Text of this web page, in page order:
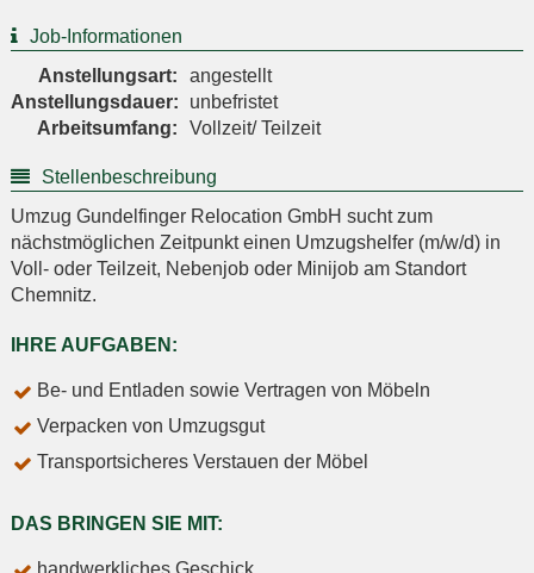
Job-Informationen
Anstellungsart:
angestellt
Anstellungsdauer:
unbefristet
Arbeitsumfang:
Vollzeit/ Teilzeit
Stellenbeschreibung
Umzug Gundelfinger Relocation GmbH sucht zum
nächstmöglichen Zeitpunkt einen Umzugshelfer (m/w/d) in
Voll- oder Teilzeit, Nebenjob oder Minijob am Standort
Chemnitz.
IHRE AUFGABEN:
Be- und Entladen sowie Vertragen von Möbeln
Verpacken von Umzugsgut
Transportsicheres Verstauen der Möbel
DAS BRINGEN SIE MIT: